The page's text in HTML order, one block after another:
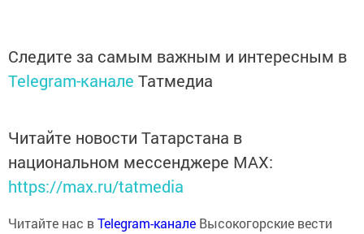
Следите за самым важным и интересным в
Telegram-канале Татмедиа
Читайте новости Татарстана в
национальном мессенджере MАХ:
https://max.ru/tatmedia
Читайте нас вTelegram-канале Высокогорские вести